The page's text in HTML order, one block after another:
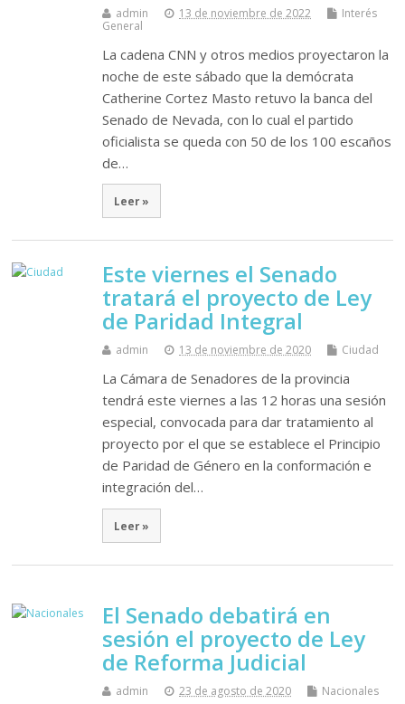
admin 13 de noviembre de 2022
Interés
General
La cadena CNN y otros medios proyectaron la
noche de este sábado que la demócrata
Catherine Cortez Masto retuvo la banca del
Senado de Nevada, con lo cual el partido
oficialista se queda con 50 de los 100 escaños
de…
Leer »
Este viernes el Senado
tratará el proyecto de Ley
de Paridad Integral
admin 13 de noviembre de 2020 Ciudad
La Cámara de Senadores de la provincia
tendrá este viernes a las 12 horas una sesión
especial, convocada para dar tratamiento al
proyecto por el que se establece el Principio
de Paridad de Género en la conformación e
integración del…
Leer »
El Senado debatirá en
sesión el proyecto de Ley
de Reforma Judicial
admin 23 de agosto de 2020 Nacionales